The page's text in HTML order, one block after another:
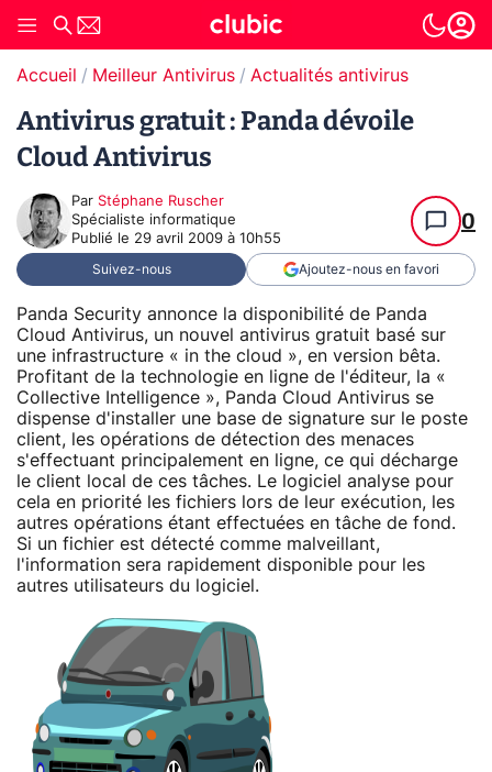
Accueil Meilleur Antivirus Actualités antivirus
Antivirus gratuit : Panda dévoile
Cloud Antivirus
Par Stéphane Ruscher
Spécialiste informatique
Publié le 29 avril 2009 à 10h55
0
Suivez-nous Ajoutez-nous en favori
Panda Security annonce la disponibilité de Panda
Cloud Antivirus, un nouvel antivirus gratuit basé sur
une infrastructure « in the cloud », en version bêta.
Profitant de la technologie en ligne de l'éditeur, la «
Collective Intelligence », Panda Cloud Antivirus se
dispense d'installer une base de signature sur le poste
client, les opérations de détection des menaces
s'effectuant principalement en ligne, ce qui décharge
le client local de ces tâches. Le logiciel analyse pour
cela en priorité les fichiers lors de leur exécution, les
autres opérations étant effectuées en tâche de fond.
Si un fichier est détecté comme malveillant,
l'information sera rapidement disponible pour les
autres utilisateurs du logiciel.